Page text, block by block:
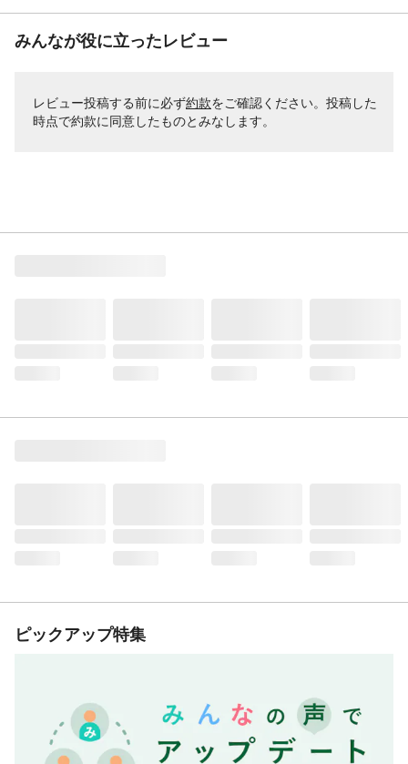
みんなが役に立ったレビュー
レビュー投稿する前に必ず約款をご確認ください。投稿した
時点で約款に同意したものとみなします。
ピックアップ特集